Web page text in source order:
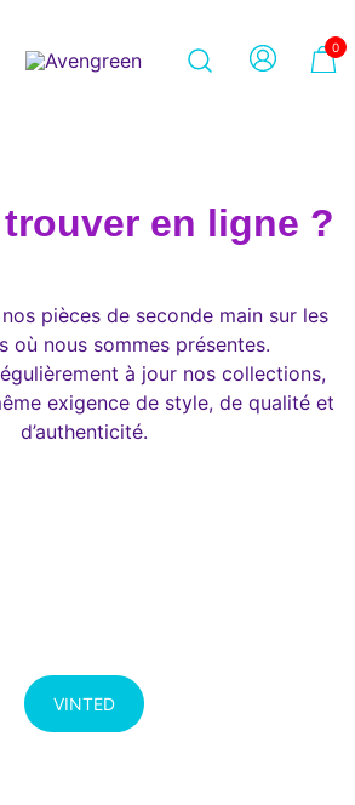
0
en ligne ?
pièces de seconde main sur les
où nous sommes présentes.
à jour nos collections,
exigence de style, de qualité et
d’authenticité.
VINTED